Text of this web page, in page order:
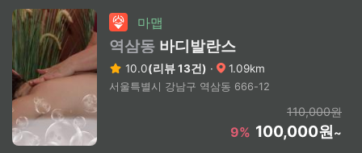
마맵
역삼동 바디발란스
10.0(리뷰 13건) · 1.09km
서울특별시 강남구 역삼동 666-12
110,000원
9% 100,000원~